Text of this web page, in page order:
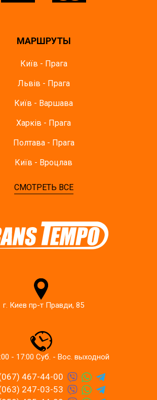
МАРШРУТЫ
Київ - Прага
Львів - Прага
Київ - Варшава
Харків - Прага
Полтава - Прага
Київ - Вроцлав
СМОТРЕТЬ ВСЕ
г. Киев пр-т Правди, 85
- 17:00 Суб. - Вос. выходной
467-44-00
247-03-53